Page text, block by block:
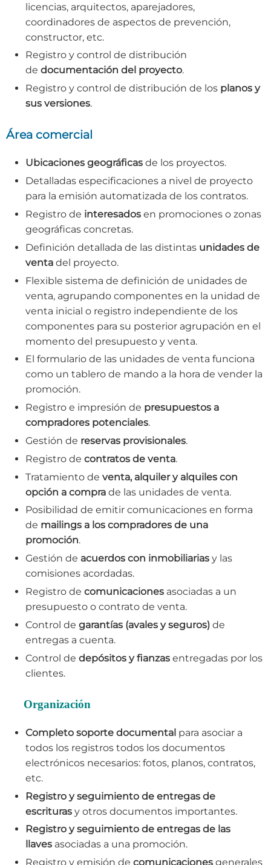
licencias, arquitectos, aparejadores,
coordinadores de aspectos de prevención,
constructor, etc.
Registro y control de distribución
de documentación del proyecto.
Registro y control de distribución de los planos y
sus versiones.
Área comercial
Ubicaciones geográficas de los proyectos.
Detalladas especificaciones a nivel de proyecto
para la emisión automatizada de los contratos.
Registro de interesados en promociones o zonas
geográficas concretas.
Definición detallada de las distintas unidades de
venta del proyecto.
Flexible sistema de definición de unidades de
venta, agrupando componentes en la unidad de
venta inicial o registro independiente de los
componentes para su posterior agrupación en el
momento del presupuesto y venta.
El formulario de las unidades de venta funciona
como un tablero de mando a la hora de vender la
promoción.
Registro e impresión de presupuestos a
compradores potenciales.
Gestión de reservas provisionales.
Registro de contratos de venta.
Tratamiento de venta, alquiler y alquiles con
opción a compra de las unidades de venta.
Posibilidad de emitir comunicaciones en forma
de mailings a los compradores de una
promoción.
Gestión de acuerdos con inmobiliarias y las
comisiones acordadas.
Registro de comunicaciones asociadas a un
presupuesto o contrato de venta.
Control de garantías (avales y seguros) de
entregas a cuenta.
Control de depósitos y fianzas entregadas por los
clientes.
Organización
Completo soporte documental para asociar a
todos los registros todos los documentos
electrónicos necesarios: fotos, planos, contratos,
etc.
Registro y seguimiento de entregas de
escrituras y otros documentos importantes.
Registro y seguimiento de entregas de las
llaves asociadas a una promoción.
Registro y emisión de comunicaciones generales